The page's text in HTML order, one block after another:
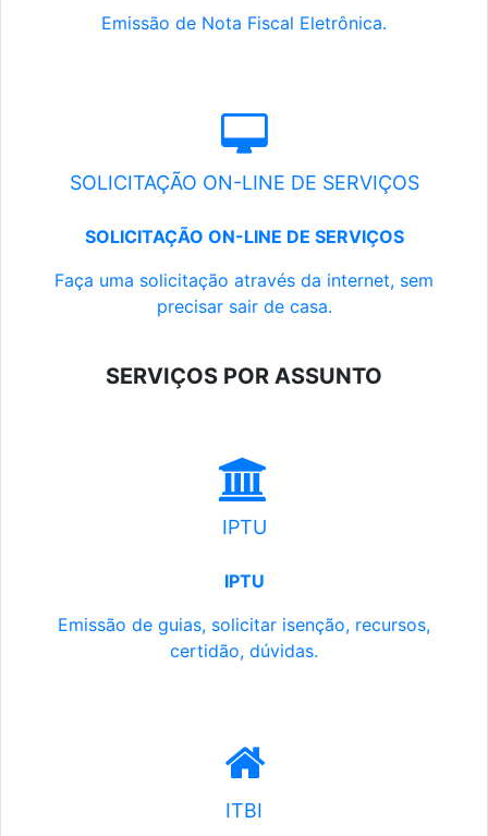
Emissão de Nota Fiscal Eletrônica.
SOLICITAÇÃO ON-LINE DE SERVIÇOS
SOLICITAÇÃO ON-LINE DE SERVIÇOS
Faça uma solicitação através da internet, sem
precisar sair de casa.
SERVIÇOS POR ASSUNTO
IPTU
IPTU
Emissão de guias, solicitar isenção, recursos,
certidão, dúvidas.
ITBI